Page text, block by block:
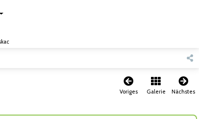
Voriges Galerie Nächstes